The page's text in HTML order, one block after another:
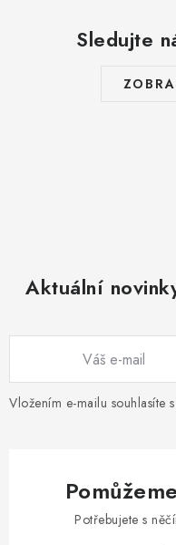
Sledujte
Aktuální
Vložením e-mailu souhlasíte s
Potřebujete s